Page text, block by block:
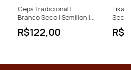
Cepa Tradicional |
Branco Seco | Semillon |
Argentina | 750ml
R$122,00
Tikal
Seco